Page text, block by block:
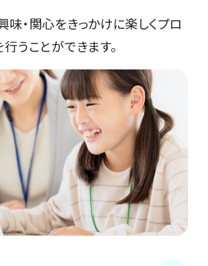
味・関心をきっかけに楽しくプロ
うことができます。